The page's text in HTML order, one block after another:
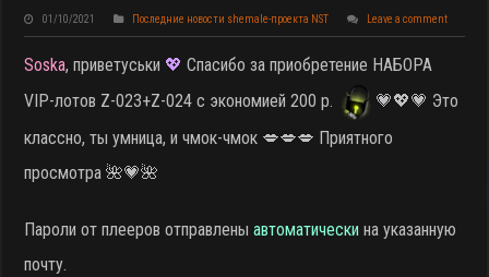
01/10/2021 Последние новости shemale-проекта NST Leave a comment
Soska, приветуськи 💖 Спасибо за приобретение НАБОРА
VIP-лотов Z-023+Z-024 с экономией 200 р.
💗💖💗 Это
классно, ты умница, и чмок-чмок 💋💋💋 Приятного
просмотра 🌺💗🌺
Пароли от плееров отправленыавтоматически на указанную
почту.